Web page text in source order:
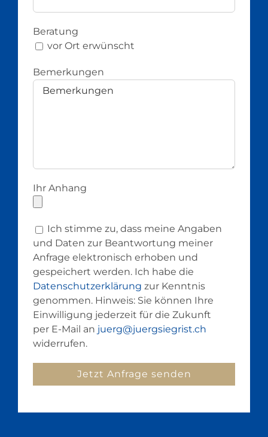
Beratung
vor Ort erwünscht
Bemerkungen
Ihr Anhang
Ich stimme zu, dass meine Angaben
und Daten zur Beantwortung meiner
Anfrage elektronisch erhoben und
gespeichert werden. Ich habe die
Datenschutzerklärung zur Kenntnis
genommen. Hinweis: Sie können Ihre
Einwilligung jederzeit für die Zukunft
per E-Mail an juerg@juergsiegrist.ch
widerrufen.